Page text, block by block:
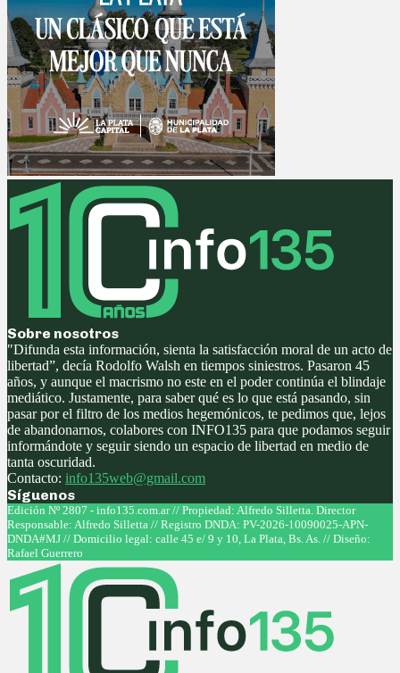
Sobre nosotros
"Difunda esta información, sienta la satisfacción moral de un acto de
libertad”, decía Rodolfo Walsh en tiempos siniestros. Pasaron 45
años, y aunque el macrismo no este en el poder continúa el blindaje
mediático. Justamente, para saber qué es lo que está pasando, sin
pasar por el filtro de los medios hegemónicos, te pedimos que, lejos
de abandonarnos, colabores con INFO135 para que podamos seguir
informándote y seguir siendo un espacio de libertad en medio de
tanta oscuridad.
Contacto: info135web@gmail.com
Síguenos
Facebook
Twitter
Instagram
Youtube
Edición Nº 2807 - info135.com.ar // Propiedad: Alfredo Silletta. Director
Responsable: Alfredo Silletta // Registro DNDA: PV-2026-10090025-APN-
DNDA#MJ // Domicilio legal: calle 45 e/ 9 y 10, La Plata, Bs. As. // Diseño:
Rafael Guerrero